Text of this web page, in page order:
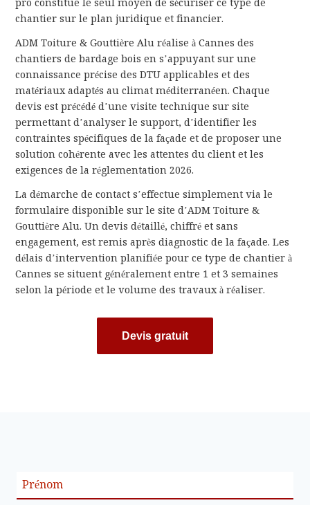
pro constitue le seul moyen de sécuriser ce type de
chantier sur le plan juridique et financier.
ADM Toiture & Gouttière Alu réalise à Cannes des
chantiers de bardage bois en s’appuyant sur une
connaissance précise des DTU applicables et des
matériaux adaptés au climat méditerranéen. Chaque
devis est précédé d’une visite technique sur site
permettant d’analyser le support, d’identifier les
contraintes spécifiques de la façade et de proposer une
solution cohérente avec les attentes du client et les
exigences de la réglementation 2026.
La démarche de contact s’effectue simplement via le
formulaire disponible sur le site d’ADM Toiture &
Gouttière Alu. Un devis détaillé, chiffré et sans
engagement, est remis après diagnostic de la façade. Les
délais d’intervention planifiée pour ce type de chantier à
Cannes se situent généralement entre 1 et 3 semaines
selon la période et le volume des travaux à réaliser.
Devis gratuit
Prénom